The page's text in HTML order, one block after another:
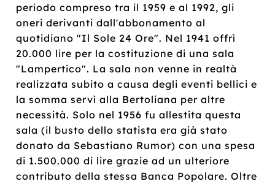
periodo compreso tra il 1959 e al 1992, gli
oneri derivanti dall'abbonamento al
quotidiano "Il Sole 24 Ore". Nel 1941 offrì
20.000 lire per la costituzione di una sala
"Lampertico". La sala non venne in realtà
realizzata subito a causa degli eventi bellici e
la somma servì alla Bertoliana per altre
necessità. Solo nel 1956 fu allestita questa
sala (il busto dello statista era già stato
donato da Sebastiano Rumor) con una spesa
di 1.500.000 di lire grazie ad un ulteriore
contributo della stessa Banca Popolare. Oltre